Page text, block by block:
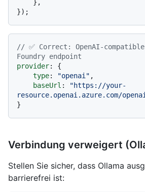
// ✅ Correct: OpenAI-
Foundry endpoint
provider: {
type: "openai" ,
baseUrl :
"https://your-
resource.openai.azure.com/
Verbindung verweigert
Stellen Sie sicher, dass Ollama
barrierefrei ist: